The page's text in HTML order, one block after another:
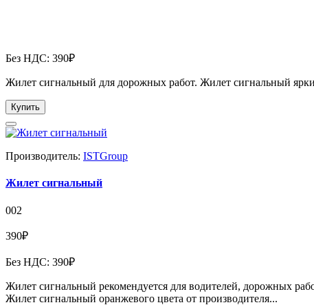
Без НДС: 390₽
Жилет сигнальный для дорожных работ. Жилет сигнальный
Купить
Производитель: ISTGroup
Жилет сигнальный
002
390₽
Без НДС: 390₽
Жилет сигнальный рекомендуется для водителей, дорожных
Жилет сигнальный оранжевого цвета от производителя...